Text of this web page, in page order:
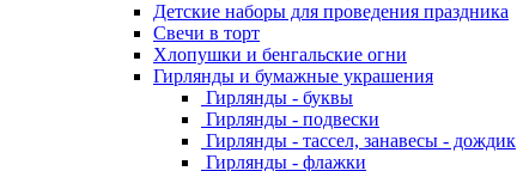
Детские наборы для проведения праздника
Свечи в торт
Хлопушки и бенгальские огни
Гирлянды и бумажные украшения
Гирлянды - буквы
Гирлянды - подвески
Гирлянды - тассел, занавесы - дождик
Гирлянды - флажки